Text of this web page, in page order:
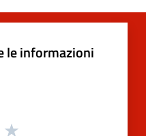
le informazioni